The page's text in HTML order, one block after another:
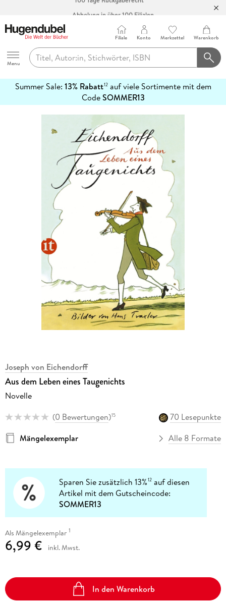
Abholung in über 100 Filialen
Hugendubel
Menu
Filiale Konto Merkzettel Warenkorb
Summer Sale: 13% Rabatt12auf viele Sortimente mit dem
CodeSOMMER13
erfahren
Joseph von Eichendorff
Aus dem Leben eines Taugenichts
Novelle
(0 Bewertungen)15
70 Lesepunkte
Mängelexemplar
Alle 8 Formate
Sparen Sie zusätzlich 13%12 auf diesen
Artikel mit dem Gutscheincode:
SOMMER13
Als Mängelexemplar 1
6,99 € inkl. Mwst.
In den Warenkorb